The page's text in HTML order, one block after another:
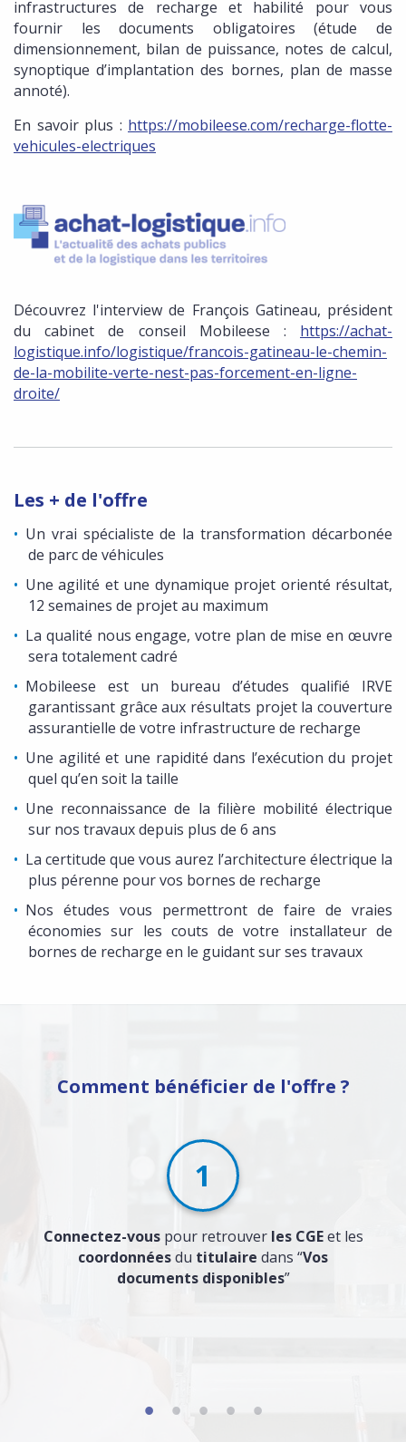
infrastructures de recharge et habilité pour vous
fournir les documents obligatoires (étude de
dimensionnement, bilan de puissance, notes de calcul,
synoptique d’implantation des bornes, plan de masse
annoté).
En savoir plus : https://mobileese.com/recharge-flotte-
vehicules-electriques
Découvrez l'interview de François Gatineau, président
du cabinet de conseil Mobileese : https://achat-
logistique.info/logistique/francois-gatineau-le-chemin-
de-la-mobilite-verte-nest-pas-forcement-en-ligne-
droite/
Les + de l'offre
Un vrai spécialiste de la transformation décarbonée
de parc de véhicules
Une agilité et une dynamique projet orienté résultat,
12 semaines de projet au maximum
La qualité nous engage, votre plan de mise en œuvre
sera totalement cadré
Mobileese est un bureau d’études qualifié IRVE
garantissant grâce aux résultats projet la couverture
assurantielle de votre infrastructure de recharge
Une agilité et une rapidité dans l’exécution du projet
quel qu’en soit la taille
Une reconnaissance de la filière mobilité électrique
sur nos travaux depuis plus de 6 ans
La certitude que vous aurez l’architecture électrique la
plus pérenne pour vos bornes de recharge
Nos études vous permettront de faire de vraies
économies sur les couts de votre installateur de
bornes de recharge en le guidant sur ses travaux
Comment bénéficier de l'offre ?
1
Connectez-vouspour retrouver les CGEet les
coordonnéesdu titulaire dans “Vos
documents disponibles”